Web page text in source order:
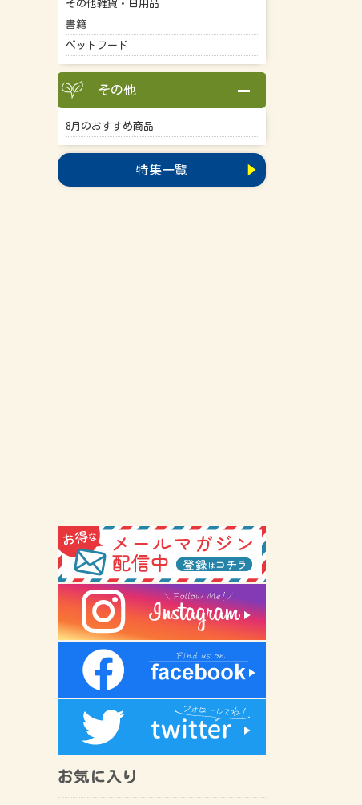
その他雑貨・日用品
書籍
ペットフード
その他
8月のおすすめ商品
特集一覧
お気に入り